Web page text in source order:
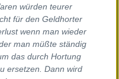
würden teurer
für den Geldhorter
wenn man wieder
man müßte ständig
das durch Hortung
ersetzen. Dann wird